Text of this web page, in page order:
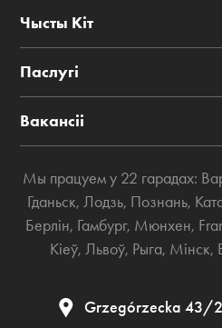
Чысты Кіт
Паслугі
Вакансіі
Мы працуем у 22 гарадах:
Гданьск, Лодзь, Познань,
Берлін, Гамбург, Мюнхен,
Кіеў, Львоў, Рыга, Мінск,
Grzegórzecka 43/